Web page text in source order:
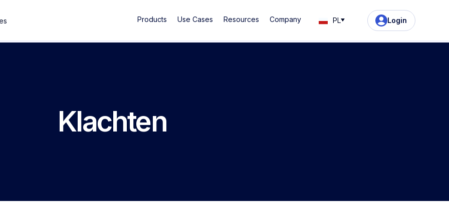
Products Use Cases Resources Company PL Login
Klachten